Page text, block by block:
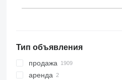
Тип объявления
продажа
аренда